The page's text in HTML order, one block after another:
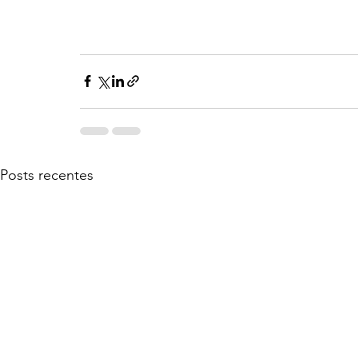
Posts recentes